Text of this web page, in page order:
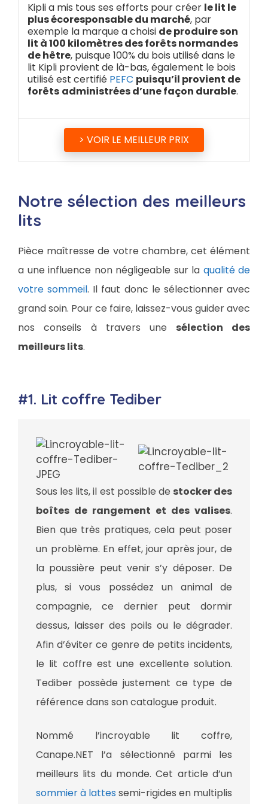
Kipli a mis tous ses efforts pour créer le lit le
plus écoresponsable du marché, par
exemple la marque a choisi de produire son
lit à 100 kilomètres des forêts normandes
de hêtre, puisque 100% du bois utilisé dans le
lit Kipli provient de là-bas, également le bois
utilisé est certifié PEFC puisqu’il provient de
forêts administrées d’une façon durable.
> VOIR LE MEILLEUR PRIX
Notre sélection des meilleurs
lits
Pièce maîtresse de votre chambre, cet élément
a une influence non négligeable sur la qualité de
votre sommeil. Il faut donc le sélectionner avec
grand soin. Pour ce faire, laissez-vous guider avec
nos conseils à travers une sélection des
meilleurs lits.
#1. Lit coffre Tediber
Sous les lits, il est possible de stocker des
boîtes de rangement et des valises.
Bien que très pratiques, cela peut poser
un problème. En effet, jour après jour, de
la poussière peut venir s’y déposer. De
plus, si vous possédez un animal de
compagnie, ce dernier peut dormir
dessus, laisser des poils ou le dégrader.
Afin d’éviter ce genre de petits incidents,
le lit coffre est une excellente solution.
Tediber possède justement ce type de
référence dans son catalogue produit.
Nommé l’incroyable lit coffre,
Canape.NET l’a sélectionné parmi les
meilleurs lits du monde. Cet article d’un
sommier à lattes semi-rigides en multiplis